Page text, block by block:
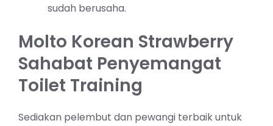
sudah berusaha.
Molto Korean Strawberry
Sahabat Penyemangat
Toilet Training
Sediakan pelembut dan pewangi terbaik untuk